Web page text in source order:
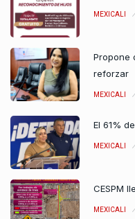
MEXICALI
Propone
reforzar
MEXICALI
El 61%
MEXICALI
CESPM
MEXICALI